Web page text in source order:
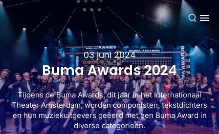
Buma Awards 2024
03 juni 2024
Tijdens de Buma Awards, dit jaar in het Internationaal
Theater Amsterdam, worden componisten, tekstdichters
en hun muziekuitgevers geëerd met een Buma Award in
diverse categorieën.